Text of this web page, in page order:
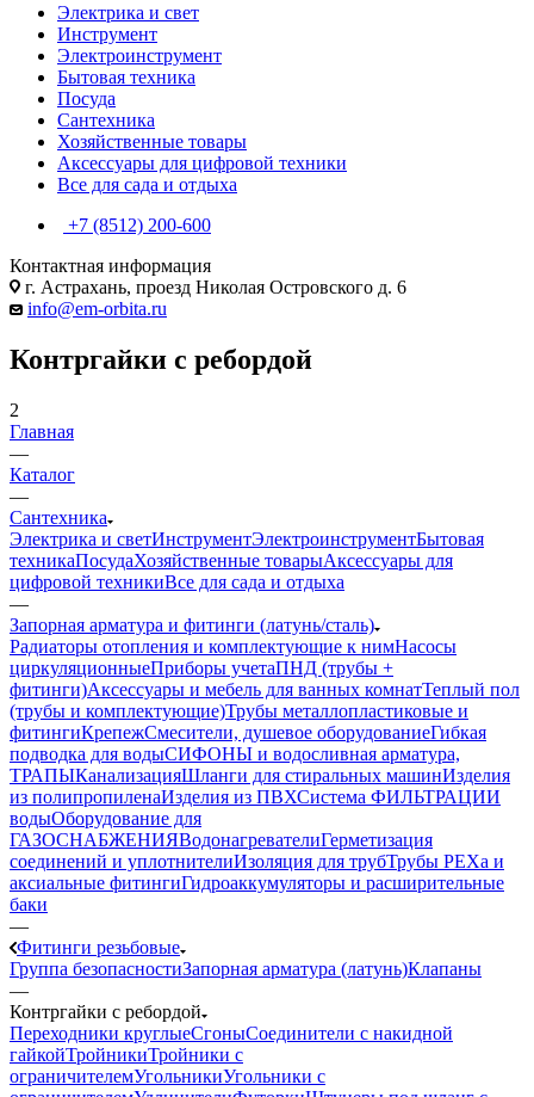
Электрика и свет
Инструмент
Электроинструмент
Бытовая техника
Посуда
Сантехника
Хозяйственные товары
Аксессуары для цифровой техники
Все для сада и отдыха
+7 (8512) 200-600
Контактная информация
г. Астрахань, проезд Николая Островского д. 6
info@em-orbita.ru
Контргайки с ребордой
2
Главная
—
Каталог
—
Сантехника
Электрика и светИнструментЭлектроинструментБытовая
техникаПосудаХозяйственные товарыАксессуары для
цифровой техникиВсе для сада и отдыха
—
Запорная арматура и фитинги (латунь/сталь)
Радиаторы отопления и комплектующие к нимНасосы
циркуляционныеПриборы учетаПНД (трубы +
фитинги)Аксессуары и мебель для ванных комнатТеплый пол
(трубы и комплектующие)Трубы металлопластиковые и
фитингиКрепежСмесители, душевое оборудованиеГибкая
подводка для водыСИФОНЫ и водосливная арматура,
ТРАПЫКанализацияШланги для стиральных машинИзделия
из полипропиленаИзделия из ПВХСистема ФИЛЬТРАЦИИ
водыОборудование для
ГАЗОСНАБЖЕНИЯВодонагревателиГерметизация
соединений и уплотнителиИзоляция для трубТрубы PEXa и
аксиальные фитингиГидроаккумуляторы и расширительные
баки
—
Фитинги резьбовые
Группа безопасностиЗапорная арматура (латунь)Клапаны
—
Контргайки с ребордой
Переходники круглыеСгоныСоединители с накидной
гайкойТройникиТройники с
ограничителемУгольникиУгольники с